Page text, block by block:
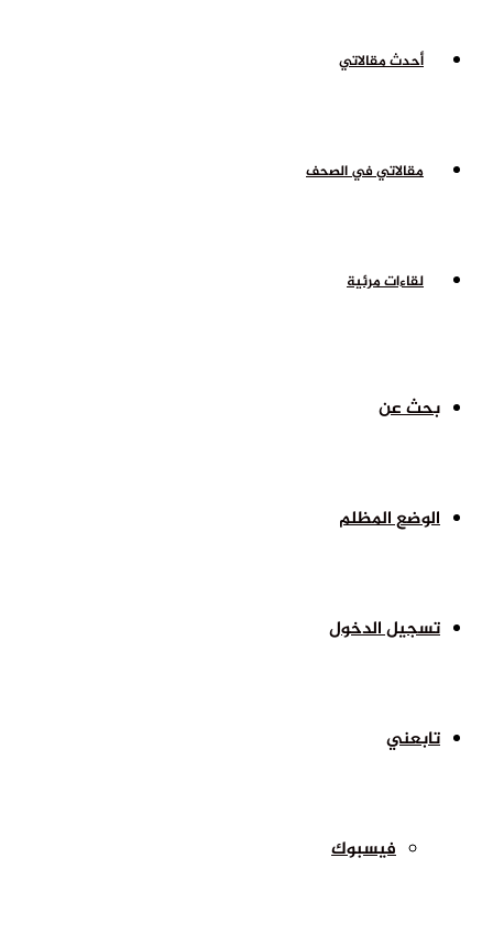
أحدث مقالاتي
مقالاتي في الصحف
لقاءات مرئية
بحث عن
الوضع المظلم
تسجيل الدخول
تابعني
فيسبوك